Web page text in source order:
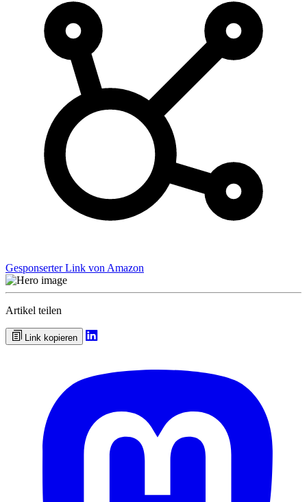
Gesponserter Link von Amazon
Artikel teilen
Link kopieren